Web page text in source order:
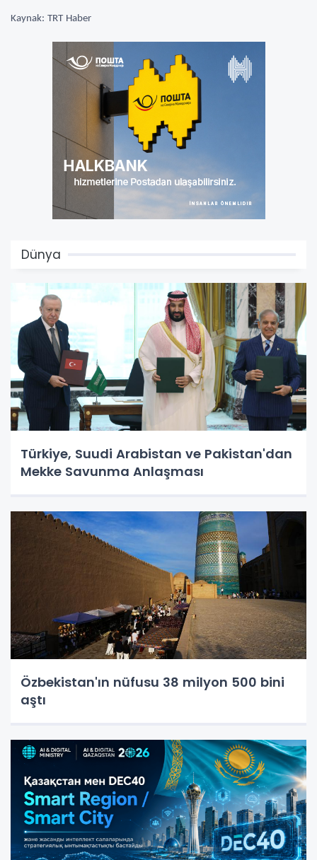
Kaynak: TRT Haber
Dünya
Türkiye, Suudi Arabistan ve Pakistan'dan
Mekke Savunma Anlaşması
Özbekistan'ın nüfusu 38 milyon 500 bini
aştı